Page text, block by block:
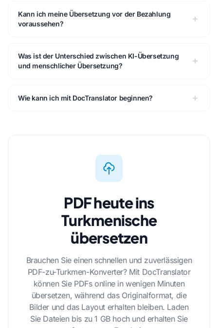
Kann ich meine Übersetzung vor der Bezahlung
voraussehen?
Was ist der Unterschied zwischen KI-Übersetzung
und menschlicher Übersetzung?
Wie kann ich mit DocTranslator beginnen?
PDF heute ins
Turkmenische
übersetzen
Brauchen Sie einen schnellen und zuverlässigen
PDF-zu-Turkmen-Konverter? Mit DocTranslator
können Sie PDFs online in wenigen Minuten
übersetzen, während das Originalformat, die
Bilder und das Layout erhalten bleiben. Laden
Sie Dateien bis zu 1 GB hoch und erhalten Sie